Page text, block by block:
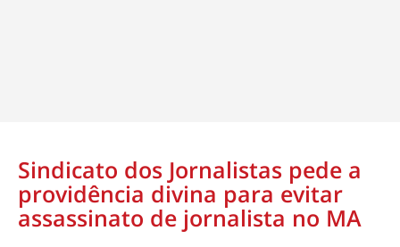
Sindicato dos Jornalistas pede a
providência divina para evitar
assassinato de jornalista no MA